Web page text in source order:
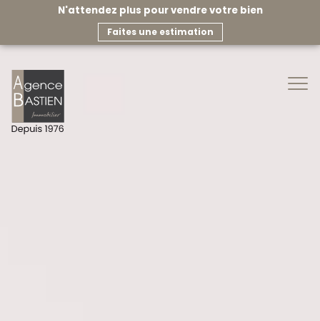
N'attendez plus pour vendre votre bien
faites une estimation